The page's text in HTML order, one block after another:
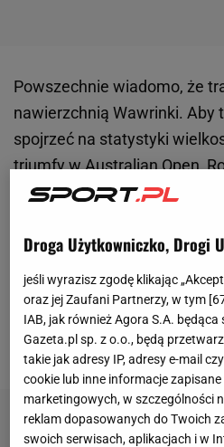
Powszechnie wiadomo, że
nawierzchnią Wawrinki. Aby
spojrzeć na statystyki
triumfy wAustralian Open,
a najlepszy rezultat w
żadnego turnieju na trawie.
trzeciego w sezonie Szlema
faworyta do końcowego
się w poniedziałkowy
nazwać sensacją.
Droga Użytkowniczko, Drogi
jeśli wyrazisz zgodę klikając
oraz jej Zaufani Partnerzy, w tym [
IAB, jak również Agora S.A. będąca
Gazeta.pl sp. z o.o., będą
takie jak adresy IP, adresy e-mail
cookie lub inne informacje
marketingowych, w szczególności
reklam dopasowanych do Twoich
swoich serwisach, aplikacjach i w